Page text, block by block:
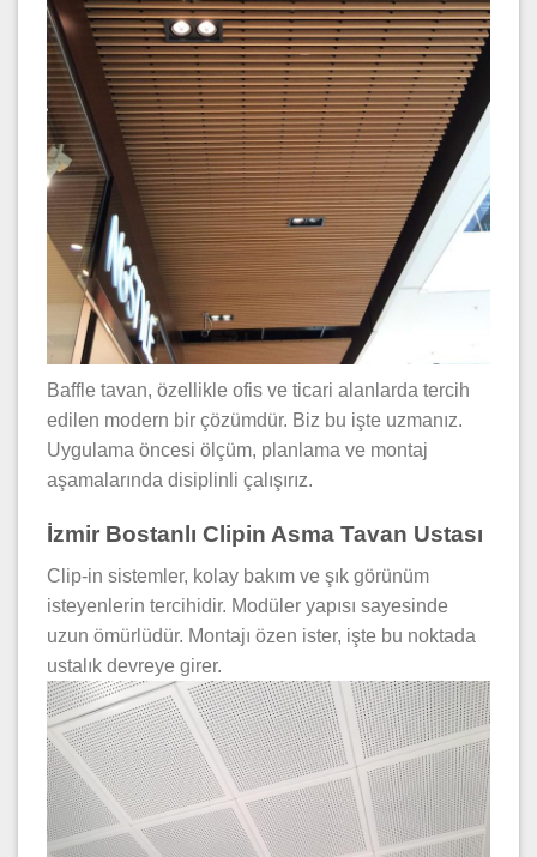
Baffle tavan, özellikle ofis ve ticari alanlarda tercih
edilen modern bir çözümdür. Biz bu işte uzmanız.
Uygulama öncesi ölçüm, planlama ve montaj
aşamalarında disiplinli çalışırız.
İzmir Bostanlı Clipin Asma Tavan Ustası
Clip-in sistemler, kolay bakım ve şık görünüm
isteyenlerin tercihidir. Modüler yapısı sayesinde
uzun ömürlüdür. Montajı özen ister, işte bu noktada
ustalık devreye girer.